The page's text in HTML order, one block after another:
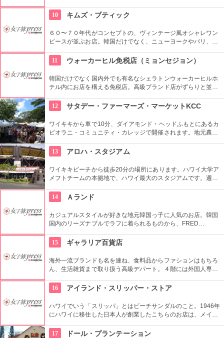
扱うセレクトショップ。アクセサリーから雑貨まで取り扱い、
価格もリーズナブルなものから揃っているので、個性的なお土
産を探すには最適。
10 キムズ・ブティック
６０〜７０年代がコンセプトの、ヴィンテージ風オシャレワン
ピースが並ぶお店。韓国だけでなく、ニューヨークやパリ、ロ
用とか。質感や柄だけでなく、素材の全てを韓国内で調達する
という徹底したこだわりと、リーズナブルなお値段で買える事
が人気の理由。
11 ウォーカーヒル免税店（ミョンセジョン）
韓国だけでなく国内外でも有名なシェラトンウォーカーヒルホ
テル内にお店を構える免税店。高級ブランド店がずらりと並
囲まれた場所が最高。カジノやディナーショーのついでに免税
店でショッピングを楽しもう。
12 サタデー・ファーマーズ・マーケットKCC
ワイキキから車で10分、ダイアモンド・ヘッドふもとにあるカ
ピオラニ・コミュニティ・カレッジで開催されます。地元農家
食べたくなっちゃいそう。ロコも観光客も多く集まる人気の朝
市なので、売り切れが発生するかも。なるべく早い時間に行っ
てみよう。
13 アロハ・スタジアム
ワイキキビーチから徒歩20分の場所にあります。ハワイ大学ア
メフトチームの本拠地で、ハワイ最大のスタジアムです。週3
います。400以上もの地元のお店が出店し、大盛り上がり。お
宝を見つけてみませんか。
14 Ａランド
カジュアルスタイルが好きな地元韓国っ子に人気のお店。韓国
国内のリーズナブルでラフに着られるものから、FRED
ジものまで、各ジャンルのファッションをフロア別に楽しめる
のが特徴。
15 ギャラリア百貨店
海外一流ブランドも名を連ね、食料品からファションはもちろ
ん、生活雑貨まで取り扱う高級デパート。４階には外国人専用
他、日本語可能なコンシェルジュも居るので、困った事があっ
たら相談してみて。
16 アイランド・スリッパー・ストア
ハワイでいう「スリッパ」とはビーチサンダルのこと。1946年
にハワイに移住した日本人が創業したこちらのお店は、メイド
寧につくられ、「履き心地の良さがバツグン」と評判です。
17 ドール・プランテーション